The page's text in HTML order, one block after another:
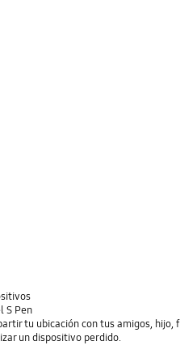
S Pen
tu ubicación con tus amigos,
un dispositivo perdido.